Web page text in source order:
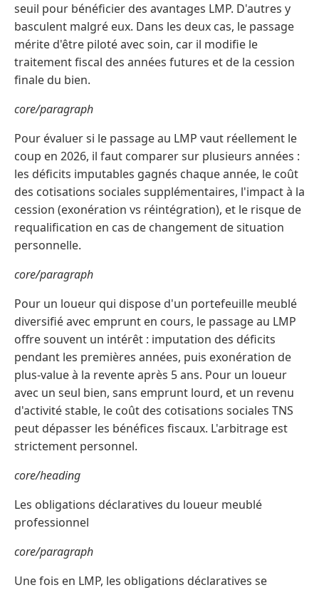
seuil pour bénéficier des avantages LMP. D'autres y
basculent malgré eux. Dans les deux cas, le passage
mérite d'être piloté avec soin, car il modifie le
traitement fiscal des années futures et de la cession
finale du bien.
core/paragraph
Pour évaluer si le passage au LMP vaut réellement le
coup en 2026, il faut comparer sur plusieurs années :
les déficits imputables gagnés chaque année, le coût
des cotisations sociales supplémentaires, l'impact à la
cession (exonération vs réintégration), et le risque de
requalification en cas de changement de situation
personnelle.
core/paragraph
Pour un loueur qui dispose d'un portefeuille meublé
diversifié avec emprunt en cours, le passage au LMP
offre souvent un intérêt : imputation des déficits
pendant les premières années, puis exonération de
plus-value à la revente après 5 ans. Pour un loueur
avec un seul bien, sans emprunt lourd, et un revenu
d'activité stable, le coût des cotisations sociales TNS
peut dépasser les bénéfices fiscaux. L'arbitrage est
strictement personnel.
core/heading
Les obligations déclaratives du loueur meublé
professionnel
core/paragraph
Une fois en LMP, les obligations déclaratives se